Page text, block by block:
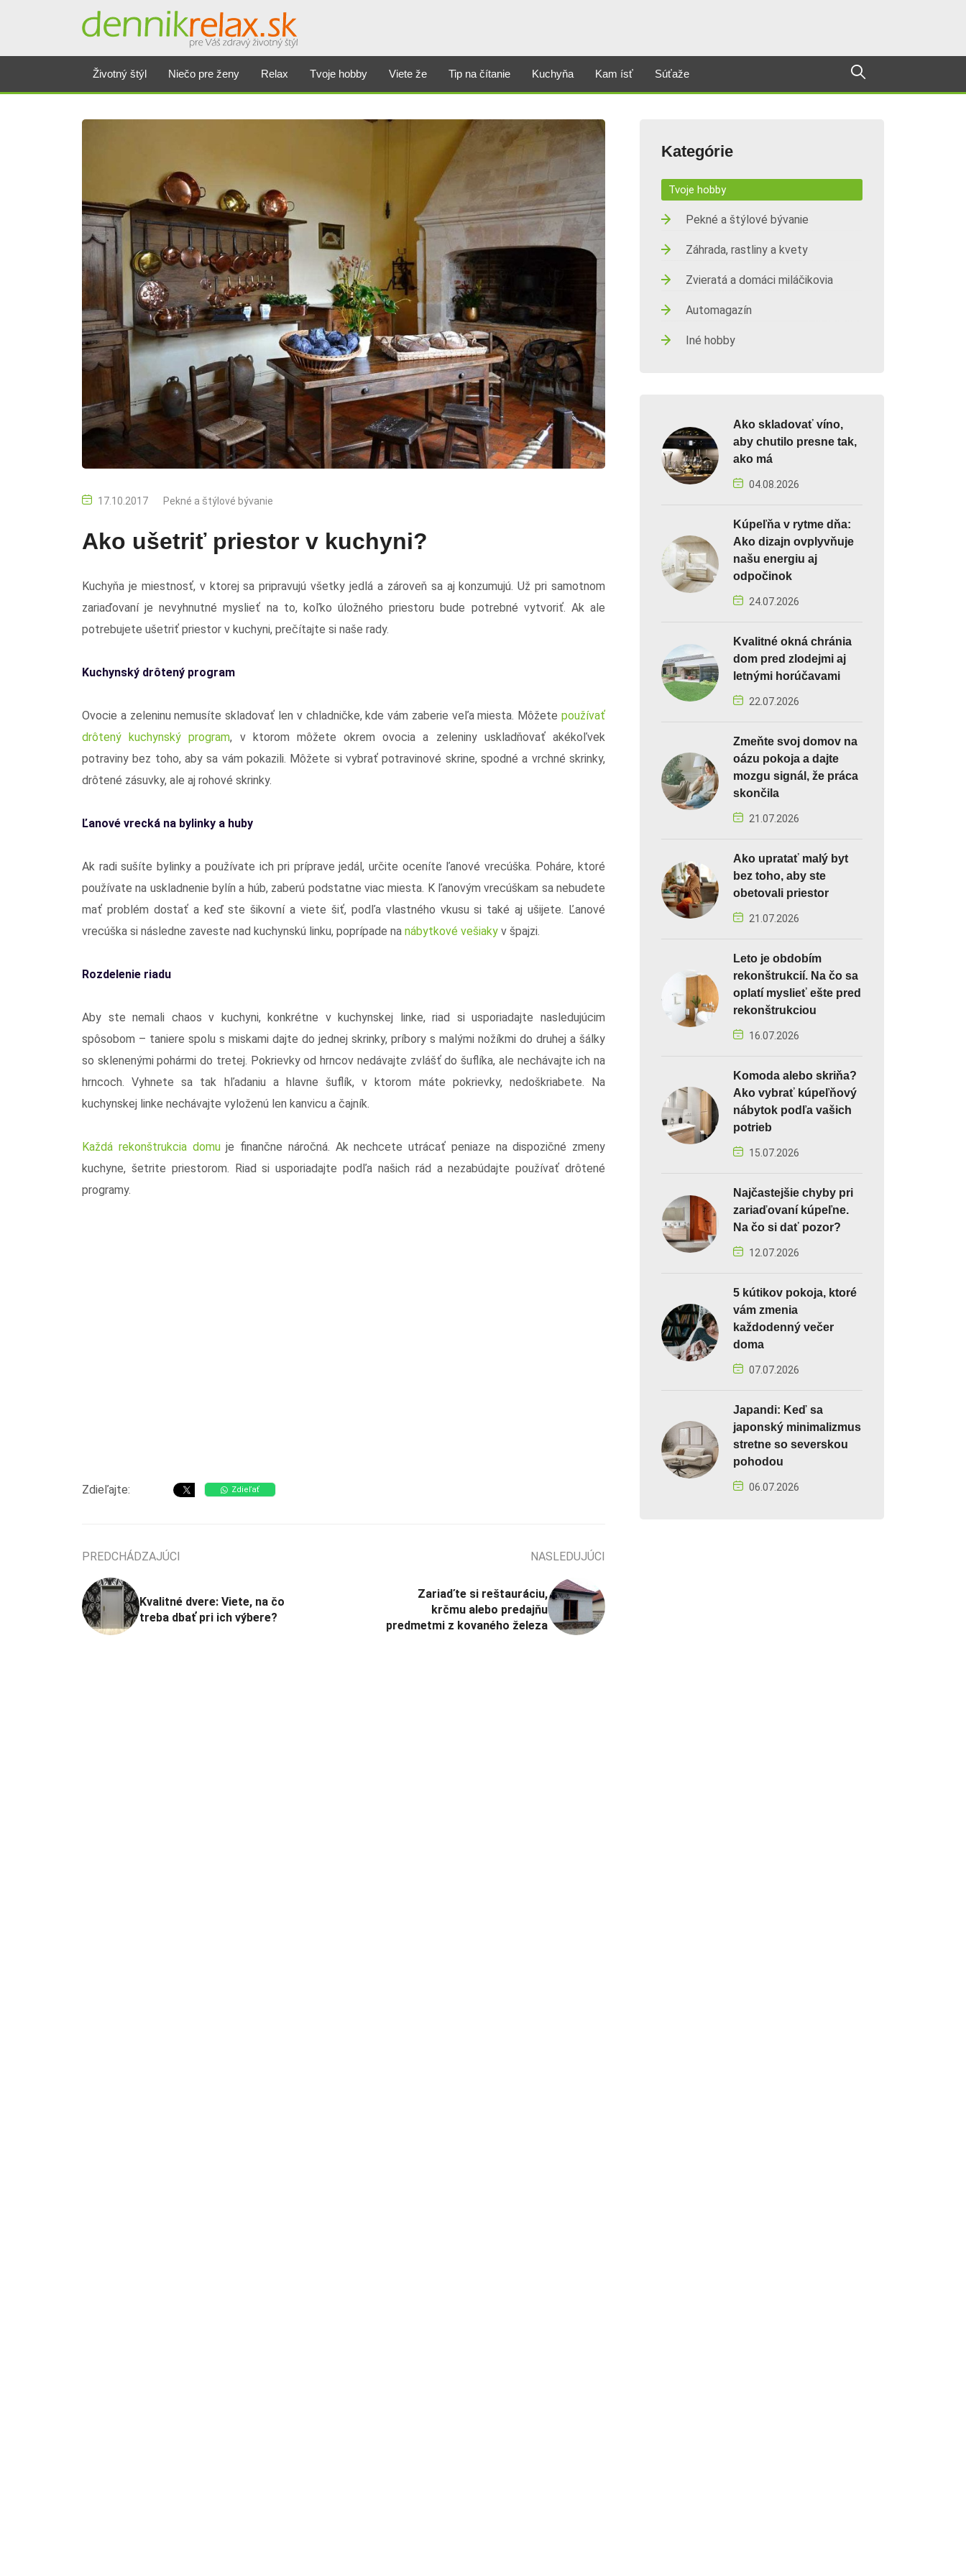
Životný štýl Niečo pre ženy Relax Tvoje hobby Viete že Tip na čítanie Kuchyňa Kam ísť Súťaže
17.10.2017 Pekné a štýlové bývanie
Ako ušetriť priestor v kuchyni?
Kuchyňa je miestnosť, v ktorej sa pripravujú všetky jedlá a zároveň sa aj konzumujú. Už pri samotnom
zariaďovaní je nevyhnutné myslieť na to, koľko úložného priestoru bude potrebné vytvoriť. Ak ale
potrebujete ušetriť priestor v kuchyni, prečítajte si naše rady.
Kuchynský drôtený program
Ovocie a zeleninu nemusíte skladovať len v chladničke, kde vám zaberie veľa miesta. Môžete používať
drôtený kuchynský program, v ktorom môžete okrem ovocia a zeleniny uskladňovať akékoľvek
potraviny bez toho, aby sa vám pokazili. Môžete si vybrať potravinové skrine, spodné a vrchné skrinky,
drôtené zásuvky, ale aj rohové skrinky.
Ľanové vrecká na bylinky a huby
Ak radi sušíte bylinky a používate ich pri príprave jedál, určite oceníte ľanové vrecúška. Poháre, ktoré
používate na uskladnenie bylín a húb, zaberú podstatne viac miesta. K ľanovým vrecúškam sa nebudete
mať problém dostať a keď ste šikovní a viete šiť, podľa vlastného vkusu si také aj ušijete. Ľanové
vrecúška si následne zaveste nad kuchynskú linku, poprípade na nábytkové vešiaky v špajzi.
Rozdelenie riadu
Aby ste nemali chaos v kuchyni, konkrétne v kuchynskej linke, riad si usporiadajte nasledujúcim
spôsobom – taniere spolu s miskami dajte do jednej skrinky, príbory s malými nožíkmi do druhej a šálky
so sklenenými pohármi do tretej. Pokrievky od hrncov nedávajte zvlášť do šuflíka, ale nechávajte ich na
hrncoch. Vyhnete sa tak hľadaniu a hlavne šuflík, v ktorom máte pokrievky, nedoškriabete. Na
kuchynskej linke nechávajte vyloženú len kanvicu a čajník.
Každá rekonštrukcia domuje finančne náročná. Ak nechcete utrácať peniaze na dispozičné zmeny
kuchyne, šetrite priestorom. Riad si usporiadajte podľa našich rád a nezabúdajte používať drôtené
programy.
Zdieľajte: Zdieľať
PREDCHÁDZAJÚCI
Kvalitné dvere: Viete, na čo
treba dbať pri ich výbere?
NASLEDUJÚCI
Zariaďte si reštauráciu,
krčmu alebo predajňu
predmetmi z kovaného železa
Kategórie
Tvoje hobby
Pekné a štýlové bývanie
Záhrada, rastliny a kvety
Zvieratá a domáci miláčikovia
Automagazín
Iné hobby
Ako skladovať víno,
aby chutilo presne tak,
ako má
04.08.2026
Kúpeľňa v rytme dňa:
Ako dizajn ovplyvňuje
našu energiu aj
odpočinok
24.07.2026
Kvalitné okná chránia
dom pred zlodejmi aj
letnými horúčavami
22.07.2026
Zmeňte svoj domov na
oázu pokoja a dajte
mozgu signál, že práca
skončila
21.07.2026
Ako upratať malý byt
bez toho, aby ste
obetovali priestor
21.07.2026
Leto je obdobím
rekonštrukcií. Na čo sa
oplatí myslieť ešte pred
rekonštrukciou
16.07.2026
Komoda alebo skriňa?
Ako vybrať kúpeľňový
nábytok podľa vašich
potrieb
15.07.2026
Najčastejšie chyby pri
zariaďovaní kúpeľne.
Na čo si dať pozor?
12.07.2026
5 kútikov pokoja, ktoré
vám zmenia
každodenný večer
doma
07.07.2026
Japandi: Keď sa
japonský minimalizmus
stretne so severskou
pohodou
06.07.2026